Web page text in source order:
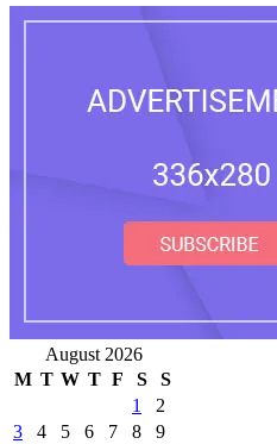
August 2026
M T W T F S
S
1
2
3
4 5 6 7 8
9